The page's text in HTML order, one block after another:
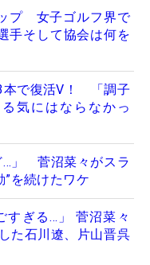
プ 女子ゴルフ界で
手そして協会は何を
本で復活V！ 「調子
気にはならなかっ
…」 菅沼菜々がスラ
”を続けたワケ
すぎる…」 菅沼菜々
た石川遼、片山晋呉